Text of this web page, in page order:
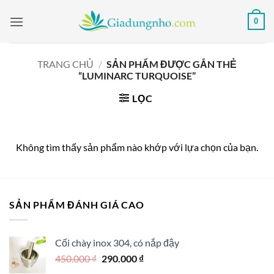
qua
0
TRANG CHỦ / SẢN PHẨM ĐƯỢC GẮN THẺ
“LUMINARC TURQUOISE”
LỌC
Không tìm thấy sản phẩm nào khớp với lựa chọn của bạn.
SẢN PHẨM ĐÁNH GIÁ CAO
Cối chày inox 304, có nắp đậy
450.000₫ Giá
290.000 ₫Giá